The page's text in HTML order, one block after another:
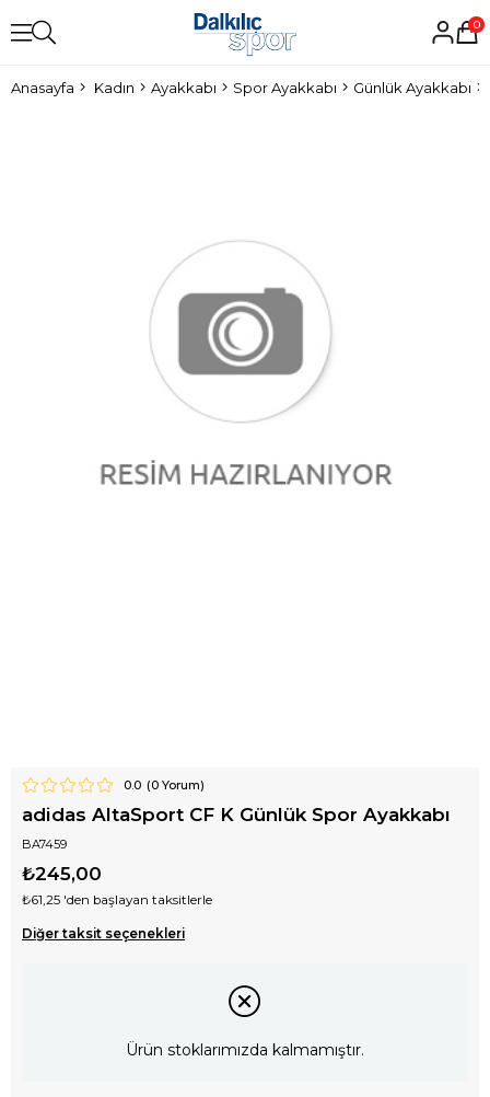
0
Anasayfa Kadın Ayakkabı Spor Ayakkabı Günlük Ayakkabı
0.0 (0Yorum)
adidas AltaSport CF K Günlük Spor Ayakkabı
BA7459
₺245,00
₺61,25 'den başlayan taksitlerle
Diğer taksit seçenekleri
Ürün stoklarımızda kalmamıştır.